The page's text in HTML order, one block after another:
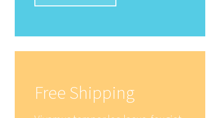
Free Shipping